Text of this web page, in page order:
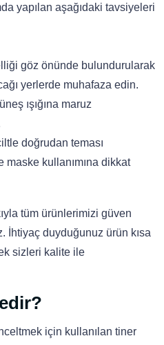
yapılan aşağıdaki tavsiyeleri
göz önünde bulundurularak
yerlerde muhafaza edin.
ışığına maruz
doğrudan teması
kullanımına dikkat
tüm ürünlerimizi güven
İhtiyaç duyduğunuz ürün kısa
sizleri kalite ile
için kullanılan tiner